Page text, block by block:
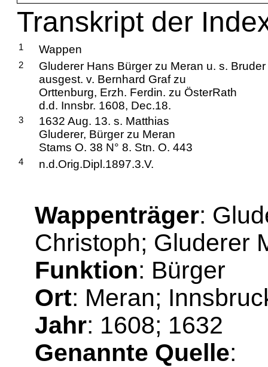
Transkript der
1 Wappen
2
Gluderer Hans Bürger zu Meran u. s.
ausgest. v. Bernhard Graf zu
Orttenburg, Erzh. Ferdin. zu ÖsterRath
d.d. Innsbr. 1608, Dec.18.
3
1632 Aug. 13. s. Matthias
Gluderer, Bürger zu Meran
Stams O. 38 N° 8. Stn. O. 443
4 n.d.Orig.Dipl.1897.3.V.
Wappenträger:
Christoph; Gluderer
Funktion: Bürger
Ort: Meran;
Jahr: 1608; 1632
Genannte Quelle: